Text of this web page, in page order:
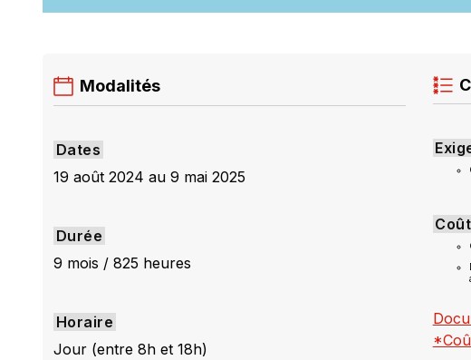
Modalités
Dates
19 août 2024 au 9 mai 2025
Durée
9 mois / 825 heures
Horaire
Jour (entre 8h et 18h)